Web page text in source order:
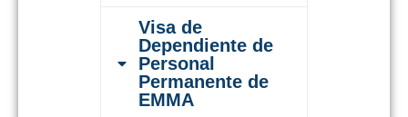
Visa de
Dependiente de
Personal
Permanente de
EMMA